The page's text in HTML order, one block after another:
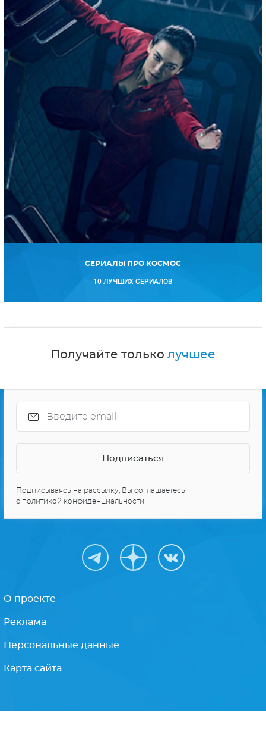
СЕРИАЛЫ ПРО КОСМОС
Получайте тольколучшее